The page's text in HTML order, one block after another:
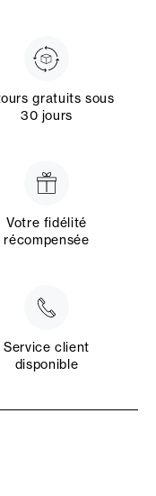
gratuits sous
30 jours
Votre fidélité
récompensée
Service client
disponible